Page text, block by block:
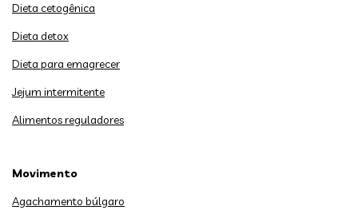
Dieta cetogênica
Dieta detox
Dieta para emagrecer
Jejum intermitente
Alimentos reguladores
Movimento
Agachamento búlgaro